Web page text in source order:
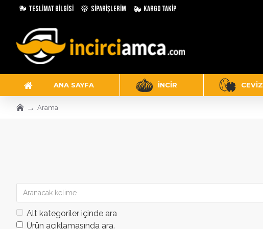
Teslimat Bilgisi Siparişlerim Kargo Takip
ANA SAYFA İNCIR CEVIZ
Arama
Alt kategoriler içinde ara
Ürün açıklamasında ara.